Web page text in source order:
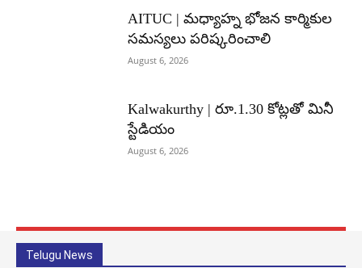
AITUC | మధ్యాహ్న భోజన కార్మికుల
సమస్యలు పరిష్కరించాలి
August 6, 2026
Kalwakurthy | రూ.1.30 కోట్లతో మినీ
స్టేడియం
August 6, 2026
Telugu News